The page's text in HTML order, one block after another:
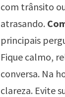
com trânsito
atrasando.
principais
Fique calmo,
conversa. Na
clareza. Evite